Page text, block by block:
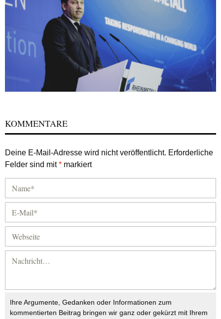
KOMMENTARE
Deine E-Mail-Adresse wird nicht veröffentlicht. Erforderliche
Felder sind mit* markiert
Ihre Argumente, Gedanken oder Informationen zum
kommentierten Beitrag bringen wir ganz oder gekürzt mit Ihrem